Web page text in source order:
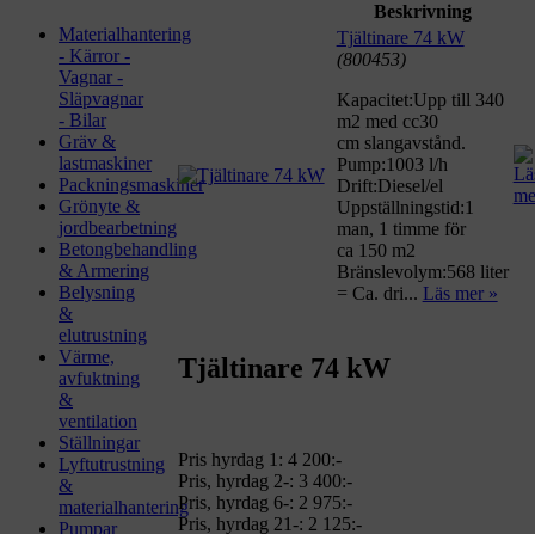
Materialhantering
- Kärror -
Vagnar -
Släpvagnar
- Bilar
Gräv &
lastmaskiner
Packningsmaskiner
Grönyte &
jordbearbetning
Betongbehandling
& Armering
Belysning
&
elutrustning
Värme,
avfuktning
&
ventilation
Ställningar
Lyftutrustning
&
materialhantering
Pumpar
Beskrivning
Tjältinare 74 kW
(800453)
Kapacitet:Upp till 340
m2 med cc30
cm slangavstånd.
Pump:1003 l/h
Drift:Diesel/el
Uppställningstid:1
man, 1 timme för
ca 150 m2
Bränslevolym:568 liter
= Ca. dri... Läs mer »
Tjältinare 74 kW
Pris hyrdag 1: 4 200:-
Pris, hyrdag 2-: 3 400:-
Pris, hyrdag 6-: 2 975:-
Pris, hyrdag 21-: 2 125:-